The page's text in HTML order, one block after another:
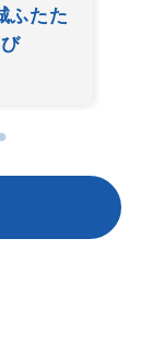
ふたた
び